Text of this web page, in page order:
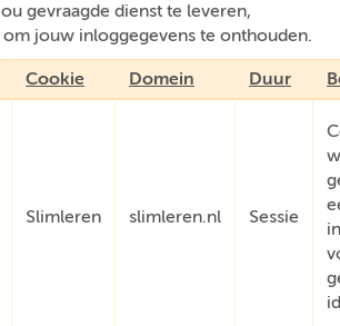
gevraagde dienst te leveren,
jouw inloggegevens te onthouden.
Cookie Domein Duur
Slimleren slimleren.nl Sessie